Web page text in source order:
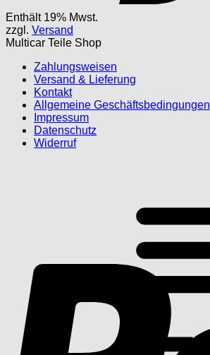
Enthält 19% Mwst.
zzgl. Versand
Multicar Teile Shop
Zahlungsweisen
Versand & Lieferung
Kontakt
Allgemeine Geschäftsbedingungen
Impressum
Datenschutz
Widerruf